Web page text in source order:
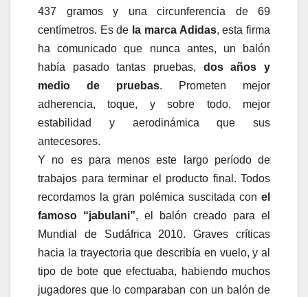
437 gramos y una circunferencia de 69
centímetros. Es de la marca Adidas, esta firma
ha comunicado que nunca antes, un balón
había pasado tantas pruebas, dos años y
medio de pruebas. Prometen mejor
adherencia, toque, y sobre todo, mejor
estabilidad y aerodinámica que sus
antecesores.
Y no es para menos este largo período de
trabajos para terminar el producto final. Todos
recordamos la gran polémica suscitada con el
famoso “jabulani”, el balón creado para el
Mundial de Sudáfrica 2010. Graves críticas
hacia la trayectoria que describía en vuelo, y al
tipo de bote que efectuaba, habiendo muchos
jugadores que lo comparaban con un balón de